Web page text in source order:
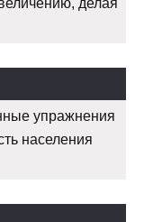
делая
упражнения
населения